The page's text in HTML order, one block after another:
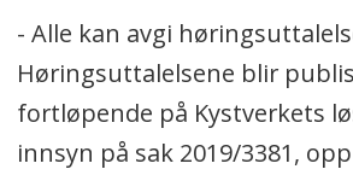
- Alle kan avgi
Høringsuttalelsene blir
fortløpende på Kystverkets
innsyn på sak 2019/3381,